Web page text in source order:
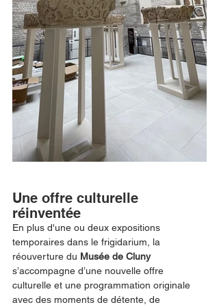
Une offre culturelle
réinventée
En plus d'une ou deux expositions
temporaires dans le frigidarium, la
réouverture du Musée de Cluny
s’accompagne d’une nouvelle offre
culturelle et une programmation originale
avec des moments de détente, de